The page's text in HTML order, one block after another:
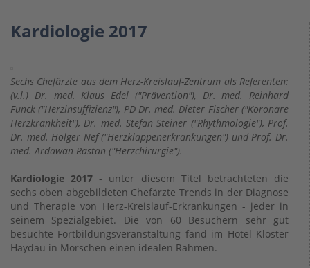
Kardiologie 2017
Sechs Chefärzte aus dem Herz-Kreislauf-Zentrum als Referenten:
(v.l.) Dr. med. Klaus Edel ("Prävention"), Dr. med. Reinhard
Funck ("Herzinsuffizienz"), PD Dr. med. Dieter Fischer ("Koronare
Herzkrankheit"), Dr. med. Stefan Steiner ("Rhythmologie"), Prof.
Dr. med. Holger Nef ("Herzklappenerkrankungen") und Prof. Dr.
med. Ardawan Rastan ("Herzchirurgie").
Kardiologie 2017 - unter diesem Titel betrachteten die
sechs oben abgebildeten Chefärzte Trends in der Diagnose
und Therapie von Herz-Kreislauf-Erkrankungen - jeder in
seinem Spezialgebiet. Die von 60 Besuchern sehr gut
besuchte Fortbildungsveranstaltung fand im Hotel Kloster
Haydau in Morschen einen idealen Rahmen.